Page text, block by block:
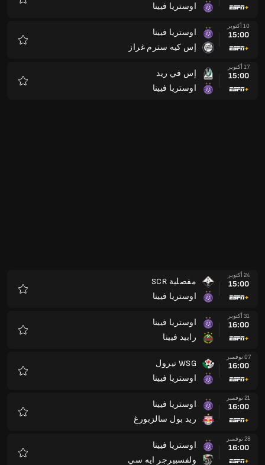
اوستريا فيينا
10 أكتوبر
15:00
اوستريا فيينا
إس كيه سترم غراز
17 أكتوبر
15:00
إس في ريد
اوستريا فيينا
24 أكتوبر
15:00
مفصلية SCR
اوستريا فيينا
31 أكتوبر
16:00
اوستريا فيينا
رابيد فيينا
07 نوفمبر
16:00
WSG تيرول
اوستريا فيينا
21 نوفمبر
16:00
اوستريا فيينا
ريد بول سالزبورغ
28 نوفمبر
16:00
اوستريا فيينا
ولفسبيرجر ايه سي